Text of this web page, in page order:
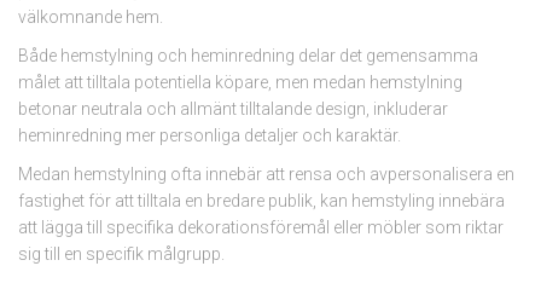
välkomnande hem.
Både hemstylning och heminredning delar det gemensamma
målet att tilltala potentiella köpare, men medan hemstylning
betonar neutrala och allmänt tilltalande design, inkluderar
heminredning mer personliga detaljer och karaktär.
Medan hemstylning ofta innebär att rensa och avpersonalisera en
fastighet för att tilltala en bredare publik, kan hemstyling innebära
att lägga till specifika dekorationsföremål eller möbler som riktar
sig till en specifik målgrupp.